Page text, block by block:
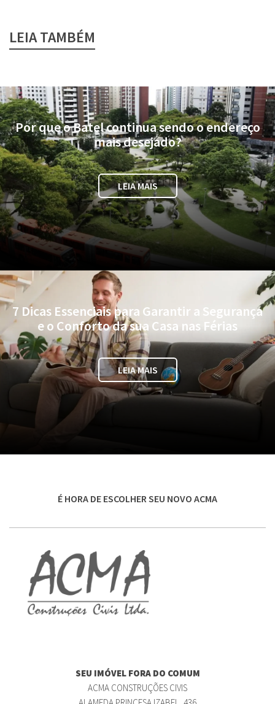
LEIA TAMBÉM
Por que o Batel continua sendo o endereço
mais desejado?
LEIA MAIS
7 Dicas Essenciais para Garantir a Segurança
e o Conforto da sua Casa nas Férias
LEIA MAIS
É HORA DE ESCOLHER SEU NOVO ACMA
SEU IMÓVEL FORA DO COMUM
ACMA CONSTRUÇÕES CIVIS